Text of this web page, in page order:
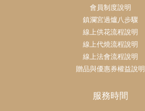
會員制度說明
鎮瀾宮過爐八步驟
線上供花流程說明
線上代燒流程說明
線上法會流程說明
贈品與優惠券權益說明
服務時間